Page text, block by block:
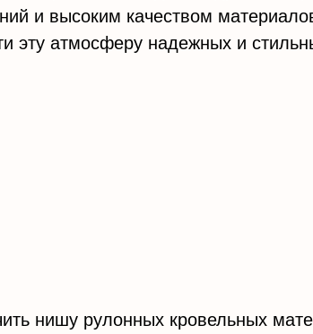
и высоким качеством
эту атмосферу надежных и
нишу рулонных кровельных